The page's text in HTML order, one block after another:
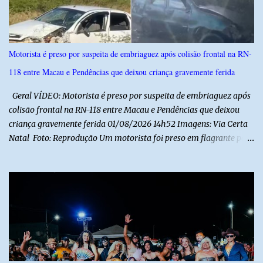
s
Motorista é preso por suspeita de embriaguez após colisão frontal na RN-
118 entre Macau e Pendências que deixou criança gravemente ferida
Geral VÍDEO: Motorista é preso por suspeita de embriaguez após
colisão frontal na RN-118 entre Macau e Pendências que deixou
criança gravemente ferida 01/08/2026 14h52 Imagens: Via Certa
Natal Foto: Reprodução Um motorista foi preso em flagrante por
Um dos condutores apresentava sinais de embriaguez, foi levado
ao Hospital Regional Tarcísio Maia, em Mossoró, e autuado em
flagrante. O exame pericial para confirmar a presença de álcool no
organismo está em andamento. No outro veículo estavam